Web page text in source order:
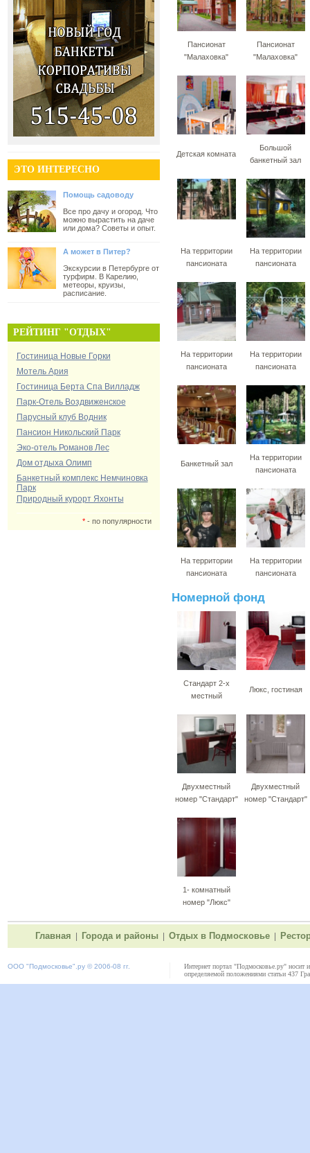
ЭТО ИНТЕРЕСНО
Помощь садоводу
Все про дачу и огород. Что
можно вырастить на даче
или дома? Советы и опыт.
А может в Питер?
Экскурсии в Петербурге от
турфирм. В Карелию,
метеоры, круизы,
расписание.
РЕЙТИНГ "ОТДЫХ"
Гостиница Новые Горки
Мотель Ария
Гостиница Берта Спа Вилладж
Парк-Отель Воздвиженское
Парусный клуб Водник
Пансион Никольский Парк
Эко-отель Романов Лес
Дом отдыха Олимп
Банкетный комплекс Немчиновка
Парк
Природный курорт Яхонты
*- по популярности
Пансионат
"Малаховка"
Пансионат
"Малаховка"
Детская комната
Большой
банкетный зал
На территории
пансионата
На территории
пансионата
На территории
пансионата
На территории
пансионата
Банкетный зал
На территории
пансионата
На территории
пансионата
На территории
пансионата
Номерной фонд
Стандарт 2-х
местный
Люкс, гостиная
Двухместный
номер "Стандарт"
Двухместный
номер "Стандарт"
1- комнатный
номер "Люкс"
Главная Города и районы Отдых в Подмосковье
ООО "Подмосковье" .ру © 2006-08 гг.
Интернет портал "Подмосковье.ру" носит
определяемой положениями статьи 437